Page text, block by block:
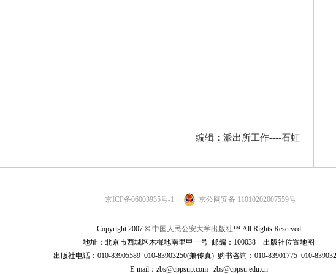
编辑：派出所工作----石虹
京ICP备06003935号-1 京公网安备 11010202007559号
Copyright 2007 © 中国人民公安大学出版社™ All Rights Reserved
地址：北京市西城区木樨地南里甲一号 邮编：100038 出版社位置地图
出版社电话：010-83905589 010-83903250(兼传真) 购书咨询：010-83901775 010-
E-mail：zbs@cppsup.com zbs@cppsu.edu.cn